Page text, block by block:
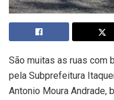
São muitas as ruas com
pela Subprefeitura
Antonio Moura Andrade,